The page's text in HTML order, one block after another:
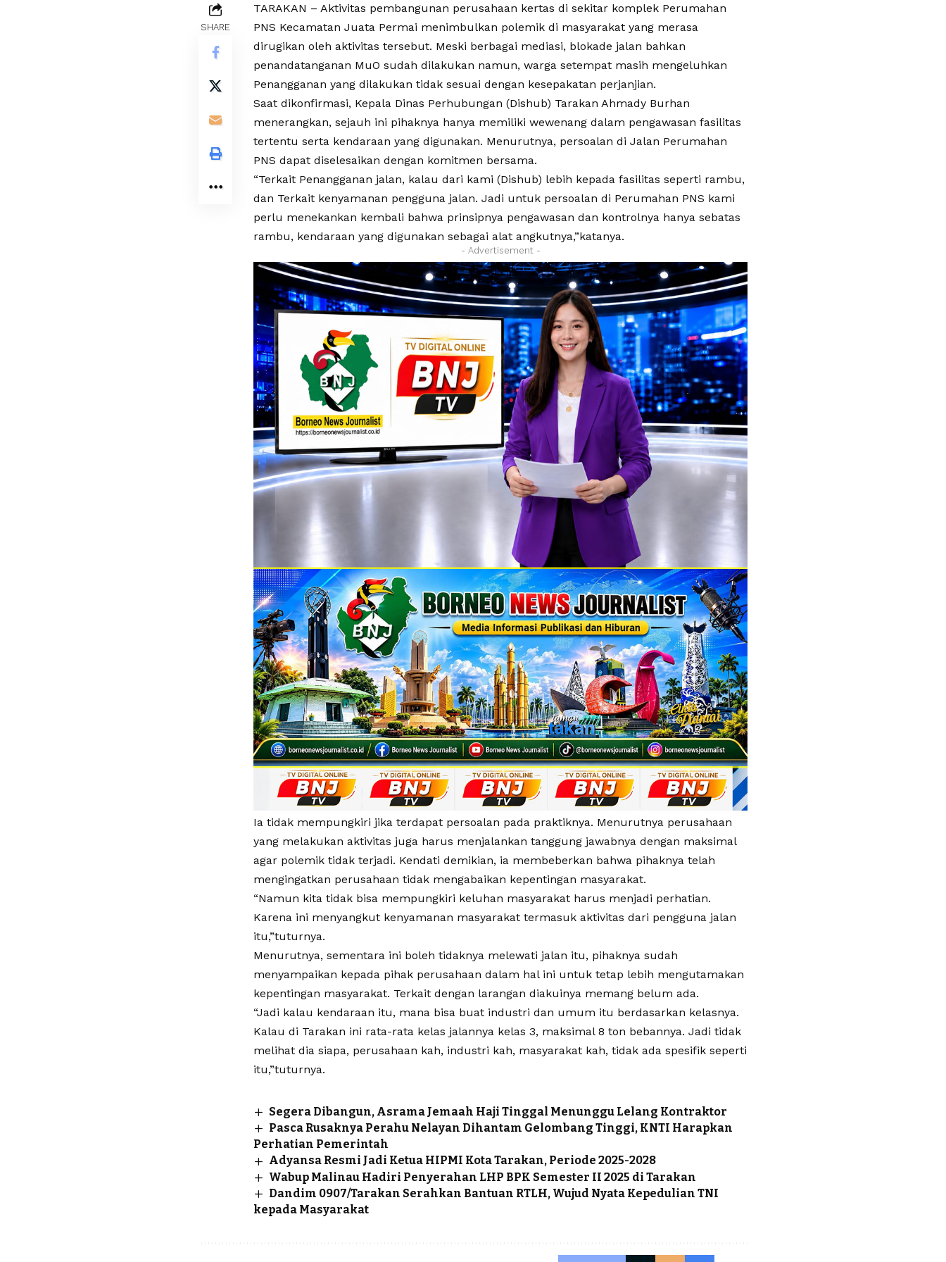
SHARE
TARAKAN – Aktivitas pembangunan perusahaan kertas di sekitar komplek Perumahan
PNS Kecamatan Juata Permai menimbulkan polemik di masyarakat yang merasa
dirugikan oleh aktivitas tersebut. Meski berbagai mediasi, blokade jalan bahkan
penandatanganan MuO sudah dilakukan namun, warga setempat masih mengeluhkan
Penangganan yang dilakukan tidak sesuai dengan kesepakatan perjanjian.
Saat dikonfirmasi, Kepala Dinas Perhubungan (Dishub) Tarakan Ahmady Burhan
menerangkan, sejauh ini pihaknya hanya memiliki wewenang dalam pengawasan fasilitas
tertentu serta kendaraan yang digunakan. Menurutnya, persoalan di Jalan Perumahan
PNS dapat diselesaikan dengan komitmen bersama.
“Terkait Penangganan jalan, kalau dari kami (Dishub) lebih kepada fasilitas seperti rambu,
dan Terkait kenyamanan pengguna jalan. Jadi untuk persoalan di Perumahan PNS kami
perlu menekankan kembali bahwa prinsipnya pengawasan dan kontrolnya hanya sebatas
rambu, kendaraan yang digunakan sebagai alat angkutnya,”katanya.
- Advertisement -
Ia tidak mempungkiri jika terdapat persoalan pada praktiknya. Menurutnya perusahaan
yang melakukan aktivitas juga harus menjalankan tanggung jawabnya dengan maksimal
agar polemik tidak terjadi. Kendati demikian, ia membeberkan bahwa pihaknya telah
mengingatkan perusahaan tidak mengabaikan kepentingan masyarakat.
“Namun kita tidak bisa mempungkiri keluhan masyarakat harus menjadi perhatian.
Karena ini menyangkut kenyamanan masyarakat termasuk aktivitas dari pengguna jalan
itu,”tuturnya.
Menurutnya, sementara ini boleh tidaknya melewati jalan itu, pihaknya sudah
menyampaikan kepada pihak perusahaan dalam hal ini untuk tetap lebih mengutamakan
kepentingan masyarakat. Terkait dengan larangan diakuinya memang belum ada.
“Jadi kalau kendaraan itu, mana bisa buat industri dan umum itu berdasarkan kelasnya.
Kalau di Tarakan ini rata-rata kelas jalannya kelas 3, maksimal 8 ton bebannya. Jadi tidak
melihat dia siapa, perusahaan kah, industri kah, masyarakat kah, tidak ada spesifik seperti
itu,”tuturnya.
Segera Dibangun, Asrama Jemaah Haji Tinggal Menunggu Lelang Kontraktor
Pasca Rusaknya Perahu Nelayan Dihantam Gelombang Tinggi, KNTI Harapkan
Perhatian Pemerintah
Adyansa Resmi Jadi Ketua HIPMI Kota Tarakan, Periode 2025-2028
Wabup Malinau Hadiri Penyerahan LHP BPK Semester II 2025 di Tarakan
Dandim 0907/Tarakan Serahkan Bantuan RTLH, Wujud Nyata Kepedulian TNI
kepada Masyarakat